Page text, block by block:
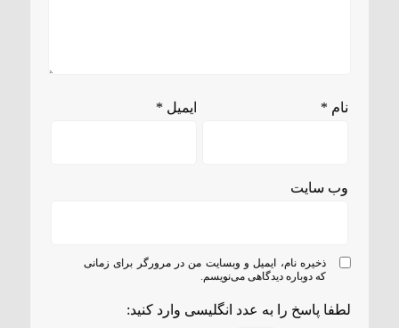
نام * ایمیل *
وب‌ سایت
ذخیره نام، ایمیل و وبسایت من در مرورگر برای زمانی
که دوباره دیدگاهی می‌نویسم.
لطفا پاسخ را به عدد انگلیسی وارد کنید: